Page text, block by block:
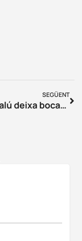
SEGÜENT
Besalú deixa bocabadada una articulista de Los Angeles Times